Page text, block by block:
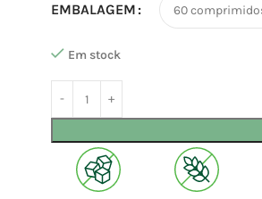
EMBALAGEM
Em stock